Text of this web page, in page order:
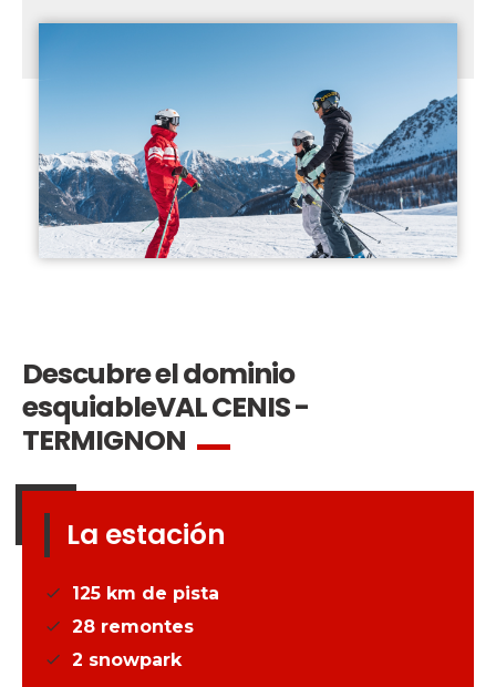
La estación
125 km de pista
28 remontes
2 snowpark
Descubre el dominio
esquiableVAL CENIS -
TERMIGNON